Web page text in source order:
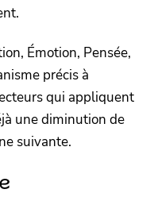
Émotion, Pensée,
précis à
qui appliquent
une diminution de
suivante.